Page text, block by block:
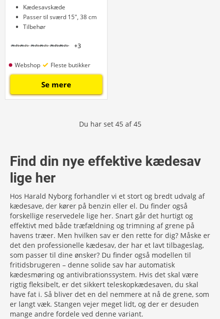
Kædesavskæde
Passer til sværd 15", 38 cm
Tilbehør
+3
Webshop Fleste butikker
Se mere
Du har set 45 af 45
Find din nye effektive kædesav
lige her
Hos Harald Nyborg forhandler vi et stort og bredt udvalg af
kædesave, der kører på benzin eller el. Du finder også
forskellige reservedele lige her. Snart går det hurtigt og
effektivt med både træfældning og trimning af grene på
havens træer. Men hvilken sav er den rette for dig? Måske er
det den professionelle kædesav, der har et lavt tilbageslag,
som passer til dine ønsker? Du finder også modellen til
fritidsbrugeren – denne solide sav har automatisk
kædesmøring og antivibrationssystem. Hvis det skal være
rigtig fleksibelt, er det sikkert teleskopkædesaven, du skal
have fat i. Så bliver det en del nemmere at nå de grene, som
er langt væk. Stangen vejer meget lidt, og der er desuden
mange andre fordele ved denne variant.